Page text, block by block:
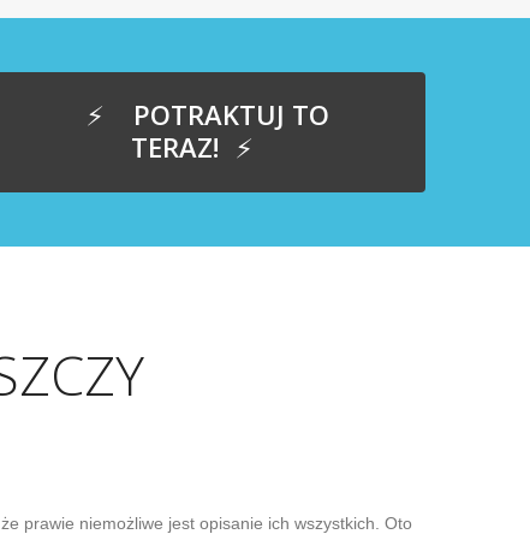
POTRAKTUJ TO
TERAZ!
prawie niemożliwe jest opisanie ich wszystkich. Oto